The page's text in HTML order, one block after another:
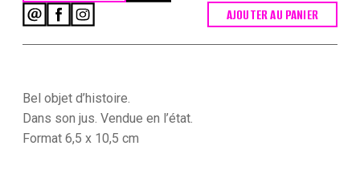
Photographie
Lieutenant
Colonel
AJOUTER AU PANIER
Bel objet d’histoire.
Dans son jus. Vendue en l’état.
Format 6,5 x 10,5 cm